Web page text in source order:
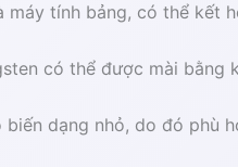
tính bảng, có thể kết
có thể được mài
dạng nhỏ, do đó phù